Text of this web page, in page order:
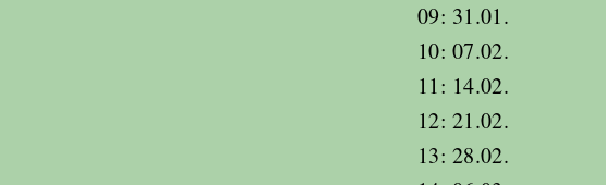
09: 31.01.
10: 07.02.
11: 14.02.
12: 21.02.
13: 28.02.